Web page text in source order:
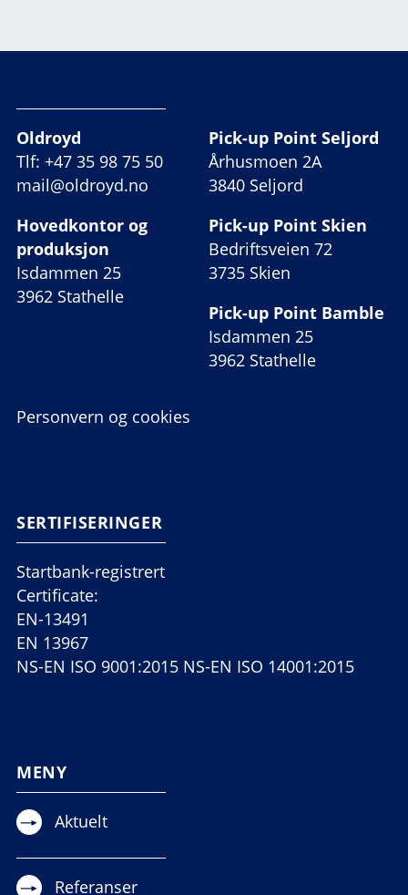
Oldroyd
Tlf: +47 35 98 75 50
mail@oldroyd.no
Hovedkontor og
produksjon
Isdammen 25
3962 Stathelle
Pick-up Point Seljord
Århusmoen 2A
3840 Seljord
Pick-up Point Skien
Bedriftsveien 72
3735 Skien
Pick-up Point Bamble
Isdammen 25
3962 Stathelle
Personvern og cookies
SERTIFISERINGER
Startbank-registrert
Certificate:
EN-13491
EN 13967
NS-EN ISO 9001:2015 NS-EN ISO 14001:2015
MENY
Aktuelt
Referanser